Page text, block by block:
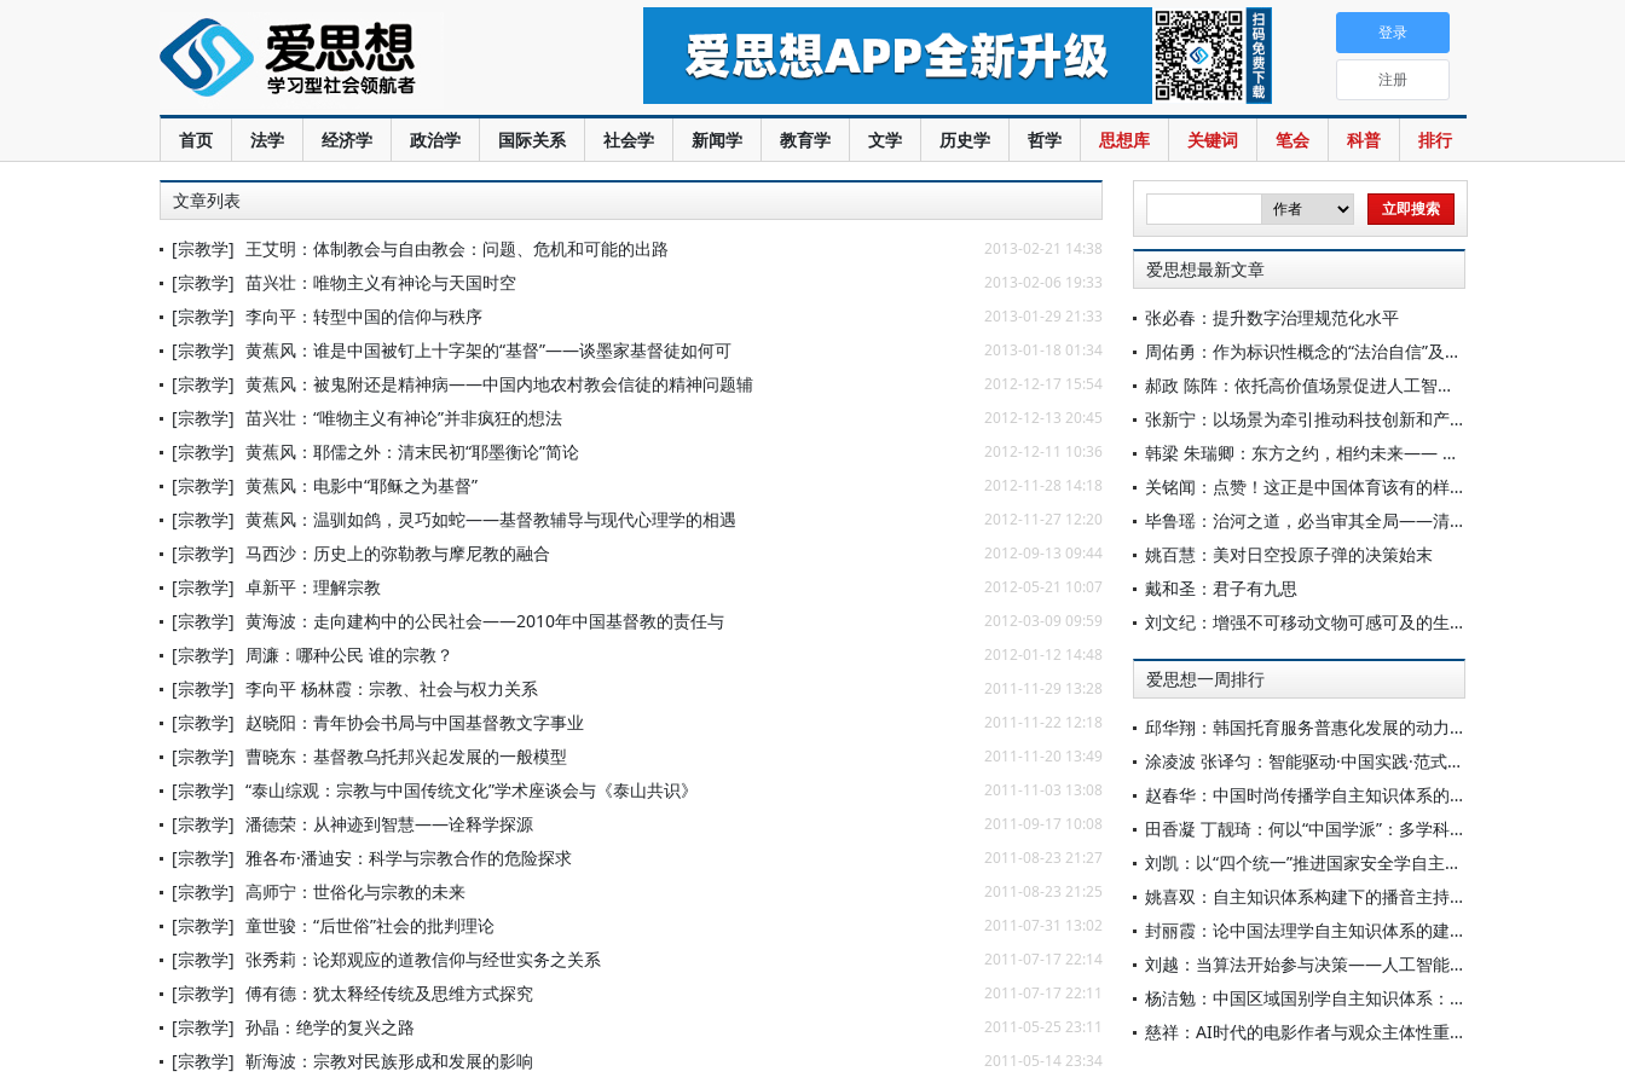
首页 法学 经济学 政治学 国际关系 社会学 新闻学 教育学 文学 历史学 哲学 思想库 关键词 笔会 科普 排行
登录
注册
文章列表
[宗教学] 王艾明：体制教会与自由教会：问题、危机和可能的出路 2013-02-21 14:38
[宗教学] 苗兴壮：唯物主义有神论与天国时空 2013-02-06 19:33
[宗教学] 李向平：转型中国的信仰与秩序 2013-01-29 21:33
[宗教学] 黄蕉风：谁是中国被钉上十字架的“基督”——谈墨家基督徒如何可 2013-01-18 01:34
[宗教学] 黄蕉风：被鬼附还是精神病——中国内地农村教会信徒的精神问题辅 2012-12-17 15:54
[宗教学] 苗兴壮：“唯物主义有神论”并非疯狂的想法 2012-12-13 20:45
[宗教学] 黄蕉风：耶儒之外：清末民初“耶墨衡论”简论 2012-12-11 10:36
[宗教学] 黄蕉风：电影中“耶稣之为基督” 2012-11-28 14:18
[宗教学] 黄蕉风：温驯如鸽，灵巧如蛇——基督教辅导与现代心理学的相遇 2012-11-27 12:20
[宗教学] 马西沙：历史上的弥勒教与摩尼教的融合 2012-09-13 09:44
[宗教学] 卓新平：理解宗教 2012-05-21 10:07
[宗教学] 黄海波：走向建构中的公民社会——2010年中国基督教的责任与 2012-03-09 09:59
[宗教学] 周濂：哪种公民 谁的宗教？ 2012-01-12 14:48
[宗教学] 李向平 杨林霞：宗教、社会与权力关系 2011-11-29 13:28
[宗教学] 赵晓阳：青年协会书局与中国基督教文字事业 2011-11-22 12:18
[宗教学] 曹晓东：基督教乌托邦兴起发展的一般模型 2011-11-20 13:49
[宗教学] “泰山综观：宗教与中国传统文化”学术座谈会与《泰山共识》 2011-11-03 13:08
[宗教学] 潘德荣：从神迹到智慧——诠释学探源 2011-09-17 10:08
[宗教学] 雅各布·潘迪安：科学与宗教合作的危险探求 2011-08-23 21:27
[宗教学] 高师宁：世俗化与宗教的未来 2011-08-23 21:25
[宗教学] 童世骏：“后世俗”社会的批判理论 2011-07-31 13:02
[宗教学] 张秀莉：论郑观应的道教信仰与经世实务之关系 2011-07-17 22:14
[宗教学] 傅有德：犹太释经传统及思维方式探究 2011-07-17 22:11
[宗教学] 孙晶：绝学的复兴之路 2011-05-25 23:11
[宗教学] 靳海波：宗教对民族形成和发展的影响 2011-05-14 23:34
爱思想最新文章
张必春：提升数字治理规范化水平
周佑勇：作为标识性概念的“法治自信”及其时代意蕴
郝政 陈阵：依托高价值场景促进人工智能高质量数据集建设
张新宁：以场景为牵引推动科技创新和产业创新深度融合
韩梁 朱瑞卿：东方之约，相约未来—— 中国元首外交的世界情怀与大国气派
关铭闻：点赞！这正是中国体育该有的样子
毕鲁瑶：治河之道，必当审其全局——清代靳辅的治水理念与实践
姚百慧：美对日空投原子弹的决策始末
戴和圣：君子有九思
刘文纪：增强不可移动文物可感可及的生命力
爱思想一周排行
邱华翔：韩国托育服务普惠化发展的动力机制、制度路径与政策效应
涂凌波 张译匀：智能驱动·中国实践·范式创新：“构建中国新闻传播学自主知识体系”专题研讨会综述
赵春华：中国时尚传播学自主知识体系的内在逻辑与实践路径
田香凝 丁靓琦：何以“中国学派”：多学科视野下中国特色新闻传播学建设的研究
刘凯：以“四个统一”推进国家安全学自主知识体系构建
姚喜双：自主知识体系构建下的播音主持高等专业教育研究
封丽霞：论中国法理学自主知识体系的建构
刘越：当算法开始参与决策——人工智能重塑全球治理的底层逻辑
杨洁勉：中国区域国别学自主知识体系：本原、借鉴和建构
慈祥：AI时代的电影作者与观众主体性重构